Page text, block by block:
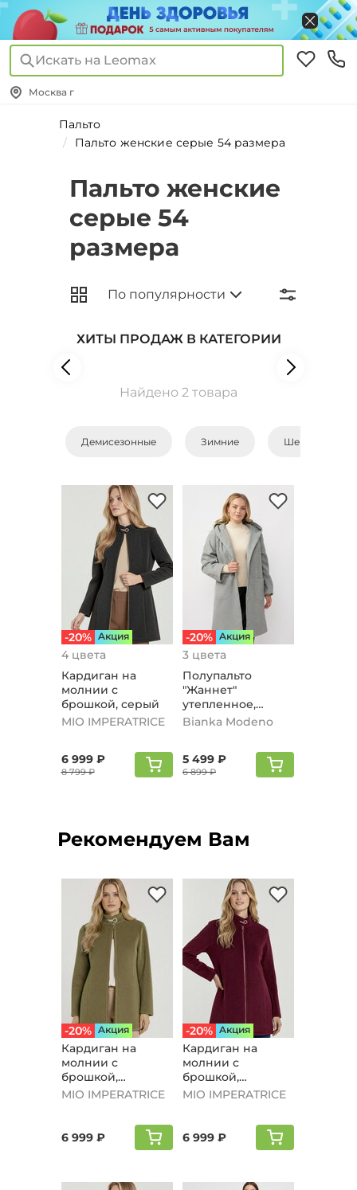
Искать на Leomax
Москва г
Пальто
Пальто женские серые 54 размера
Пальто женские
серые 54
размера
ХИТЫ ПРОДАЖ В КАТЕГОРИИ
Найдено 2 товара
Демисезонные Зимние Шерстяные
-20% Aкция
4 цвета
Кардиган на
молнии с
брошкой, серый
MIO IMPERATRICE
6 999 ₽
8 799 ₽
-20% Aкция
3 цвета
Полупальто
"Жаннет"
утепленное,
серый
Bianka Modeno
5 499 ₽
6 899 ₽
Рекомендуем Вам
-20% Aкция
Кардиган на
молнии с
брошкой,
оливковый
MIO IMPERATRICE
6 999 ₽
-20% Aкция
Кардиган на
молнии с
брошкой,
бордовый
MIO IMPERATRICE
6 999 ₽